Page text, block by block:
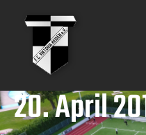
20. April